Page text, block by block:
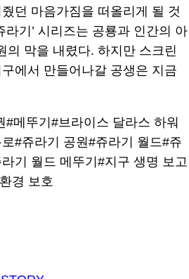
던 마음가짐을 떠올리게 될 것
라기’ 시리즈는 공룡과 인간의 아
의 막을 내렸다. 하지만 스크린
에서 만들어나갈 공생은 지금
#메뚜기 #브라이스 달라스 하워
#쥬라기 공원#쥬라기 월드#쥬
기 월드 메뚜기 #지구 생명 보고
경 보호